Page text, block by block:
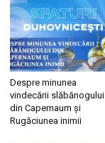
Despre minunea
vindecării slăbănogului
din Capernaum și
Rugăciunea inimii